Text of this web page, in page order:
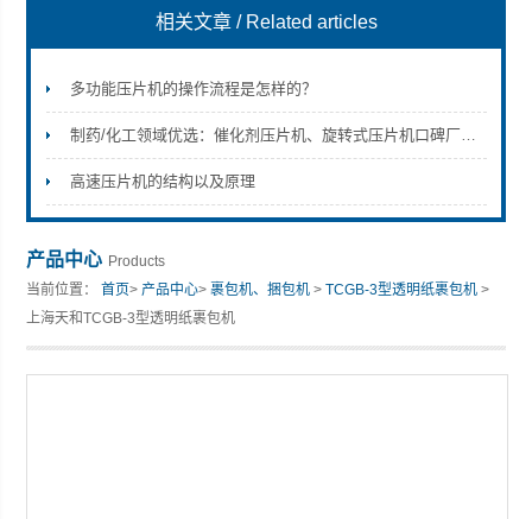
上海天和制药机械有限公司
相关文章 / Related articles
多功能压片机的操作流程是怎样的？
制药/化工领域优选：催化剂压片机、旋转式压片机口碑厂家推荐-上海天和
高速压片机的结构以及原理
产品中心 Products
当前位置：首页>产品中心>裹包机、捆包机 >TCGB-3型透明纸裹包机 >
上海天和TCGB-3型透明纸裹包机